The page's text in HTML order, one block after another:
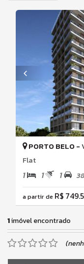
PORTO BELO -
Flat
1 1 1
a partir de R$
1imóvel encontrado